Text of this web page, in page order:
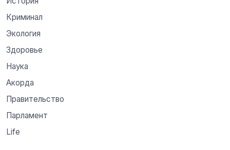
Криминал
Экология
Здоровье
Наука
Акорда
Правительство
Парламент
Life